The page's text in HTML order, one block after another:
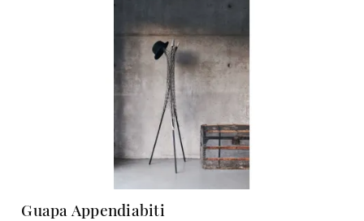
Guapa Appendiabiti